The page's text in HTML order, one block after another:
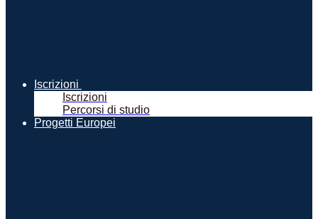
Iscrizioni
Iscrizioni
Percorsi di studio
Progetti Europei